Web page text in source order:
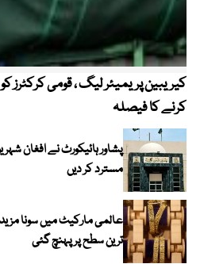
کرنے کا فیصلہ
پشاور ہائیکورٹ نے افغان
مسترد کر دیں
ترین سطح پر پہنچ گئی